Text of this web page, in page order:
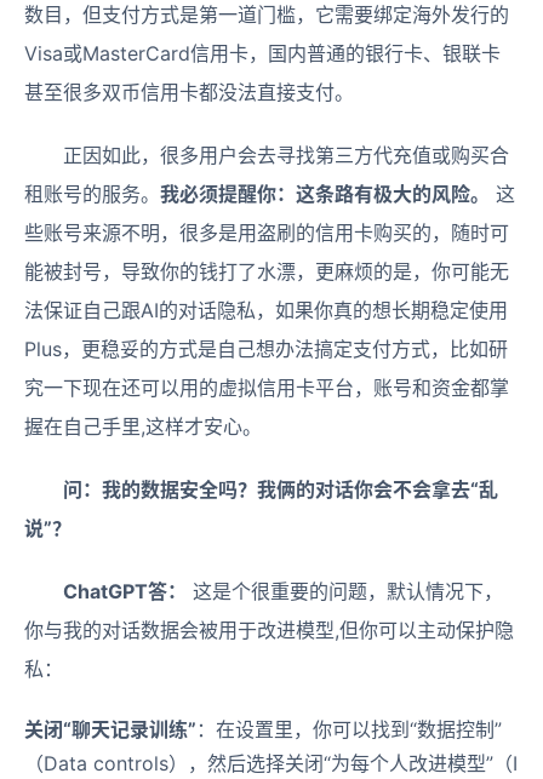
数目，但支付方式是第一道门槛，它需要绑定海外发行的
Visa或MasterCard信用卡，国内普通的银行卡、银联卡
甚至很多双币信用卡都没法直接支付。
正因如此，很多用户会去寻找第三方代充值或购买合
租账号的服务。 我必须提醒你：这条路有极大的风险。
这
些账号来源不明，很多是用盗刷的信用卡购买的，随时可
能被封号，导致你的钱打了水漂，更麻烦的是，你可能无
法保证自己跟AI的对话隐私，如果你真的想长期稳定使用
Plus，更稳妥的方式是自己想办法搞定支付方式，比如研
究一下现在还可以用的虚拟信用卡平台，账号和资金都掌
握在自己手里,这样才安心。
问：我的数据安全吗？我俩的对话你会不会拿去“乱
说”？
ChatGPT答：
这是个很重要的问题，默认情况下，
你与我的对话数据会被用于改进模型,但你可以主动保护隐
私：
关闭“聊天记录训练” ：在设置里，你可以找到“数据控制”
（Data controls），然后选择关闭“为每个人改进模型”（I